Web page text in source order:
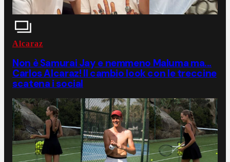
Alcaraz
Non è Samurai Jay e nemmeno Maluma ma...
Carlos Alcaraz! Il cambio look con le treccine
scatena i social